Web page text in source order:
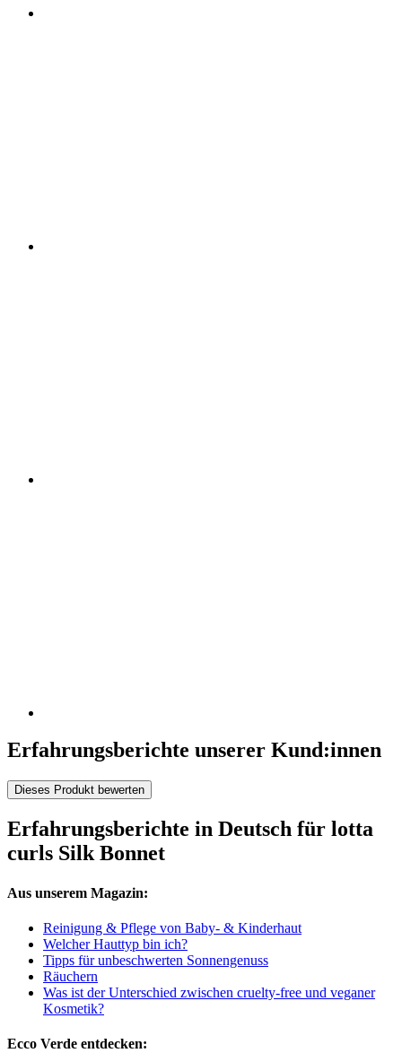
Erfahrungsberichte unserer Kund:innen
Dieses Produkt bewerten
Erfahrungsberichte in Deutsch für lotta
curls Silk Bonnet
Aus unserem Magazin:
Reinigung & Pflege von Baby- & Kinderhaut
Welcher Hauttyp bin ich?
Tipps für unbeschwerten Sonnengenuss
Räuchern
Was ist der Unterschied zwischen cruelty-free und veganer
Kosmetik?
Ecco Verde entdecken: